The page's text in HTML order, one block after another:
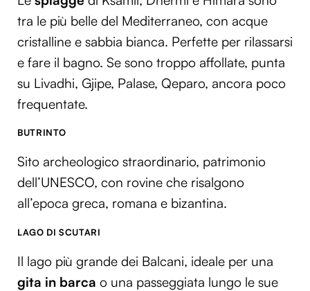
tra le più belle del Mediterraneo, con acque
cristalline e sabbia bianca. Perfette per rilassarsi
e fare il bagno. Se sono troppo affollate, punta
su Livadhi, Gjipe, Palase, Qeparo, ancora poco
frequentate.
BUTRINTO
Sito archeologico straordinario, patrimonio
dell’UNESCO, con rovine che risalgono
all’epoca greca, romana e bizantina.
LAGO DI SCUTARI
Il lago più grande dei Balcani, ideale per una
gita in barca o una passeggiata lungo le sue